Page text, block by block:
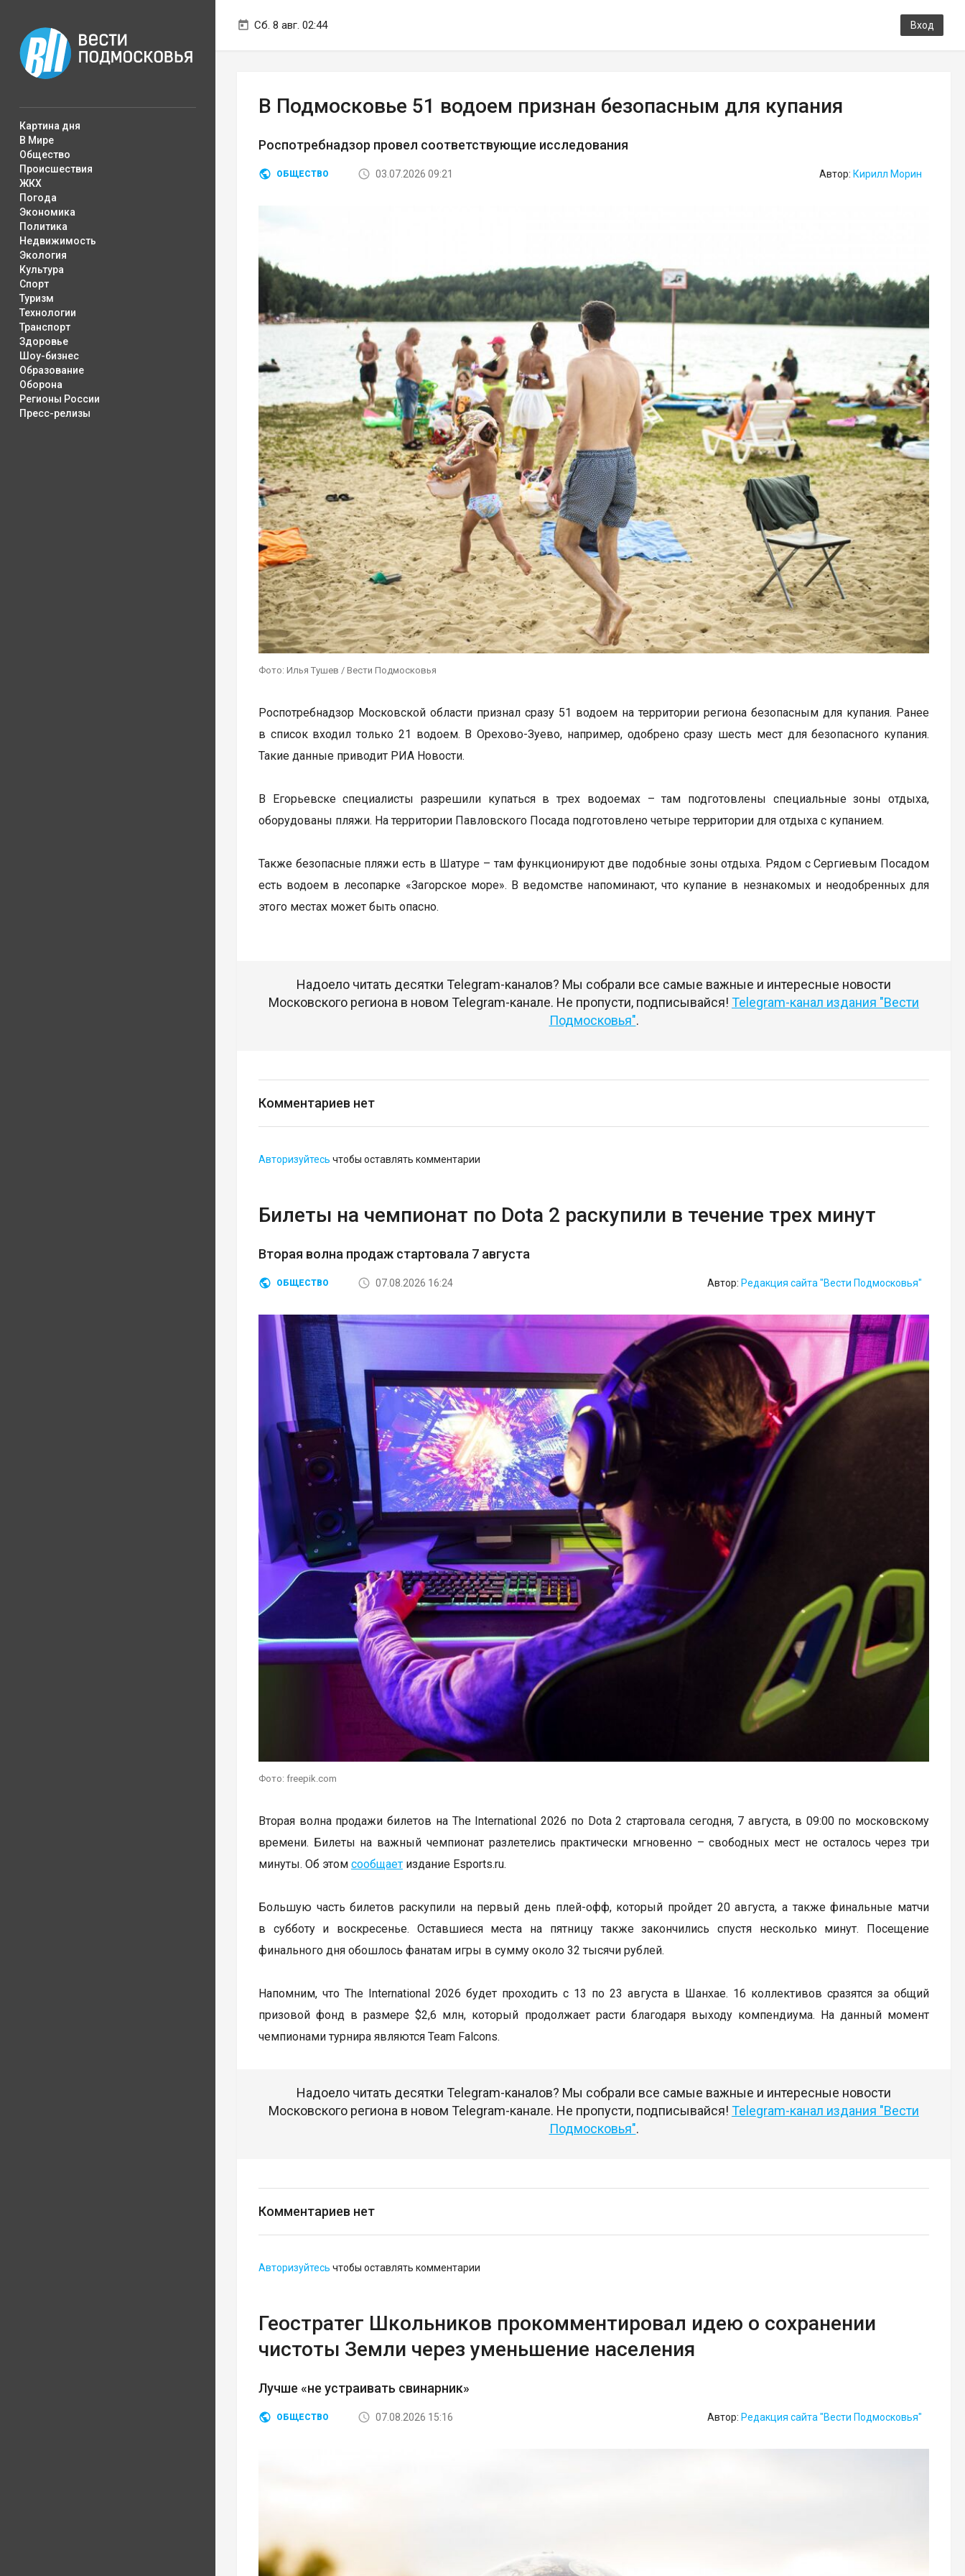
Сб. 8 авг. 02:44 Вход
Картина дня
В Мире
Общество
Происшествия
ЖКХ
Погода
Экономика
Политика
Недвижимость
Экология
Культура
Спорт
Туризм
Технологии
Транспорт
Здоровье
Шоу-бизнес
Образование
Оборона
Регионы России
Пресс-релизы
В Подмосковье 51 водоем признан безопасным для купания
Роспотребнадзор провел соответствующие исследования
ОБЩЕСТВО 03.07.2026 09:21 Автор: Кирилл Морин
Фото: Илья Тушев / Вести Подмосковья
Роспотребнадзор Московской области признал сразу 51 водоем на территории региона безопасным для купания. Ранее
в список входил только 21 водоем. В Орехово-Зуево, например, одобрено сразу шесть мест для безопасного купания.
Такие данные приводит РИА Новости.
В Егорьевске специалисты разрешили купаться в трех водоемах – там подготовлены специальные зоны отдыха,
оборудованы пляжи. На территории Павловского Посада подготовлено четыре территории для отдыха с купанием.
Также безопасные пляжи есть в Шатуре – там функционируют две подобные зоны отдыха. Рядом с Сергиевым Посадом
есть водоем в лесопарке «Загорское море». В ведомстве напоминают, что купание в незнакомых и неодобренных для
этого местах может быть опасно.
Надоело читать десятки Telegram-каналов? Мы собрали все самые важные и интересные новости
Московского региона в новом Telegram-канале. Не пропусти, подписывайся! Telegram-канал издания "Вести
Подмосковья".
Комментариев нет
Авторизуйтесь чтобы оставлять комментарии
Билеты на чемпионат по Dota 2 раскупили в течение трех минут
Вторая волна продаж стартовала 7 августа
ОБЩЕСТВО 07.08.2026 16:24 Автор: Редакция сайта "Вести Подмосковья"
Фото: freepik.com
Вторая волна продажи билетов на The International 2026 по Dota 2 стартовала сегодня, 7 августа, в 09:00 по московскому
времени. Билеты на важный чемпионат разлетелись практически мгновенно – свободных мест не осталось через три
минуты. Об этом сообщает издание Esports.ru.
Большую часть билетов раскупили на первый день плей-офф, который пройдет 20 августа, а также финальные матчи
в субботу и воскресенье. Оставшиеся места на пятницу также закончились спустя несколько минут. Посещение
финального дня обошлось фанатам игры в сумму около 32 тысячи рублей.
Напомним, что The International 2026 будет проходить с 13 по 23 августа в Шанхае. 16 коллективов сразятся за общий
призовой фонд в размере $2,6 млн, который продолжает расти благодаря выходу компендиума. На данный момент
чемпионами турнира являются Team Falcons.
Надоело читать десятки Telegram-каналов? Мы собрали все самые важные и интересные новости
Московского региона в новом Telegram-канале. Не пропусти, подписывайся! Telegram-канал издания "Вести
Подмосковья".
Комментариев нет
Авторизуйтесь чтобы оставлять комментарии
Геостратег Школьников прокомментировал идею о сохранении
чистоты Земли через уменьшение населения
Лучше «не устраивать свинарник»
ОБЩЕСТВО 07.08.2026 15:16 Автор: Редакция сайта "Вести Подмосковья"